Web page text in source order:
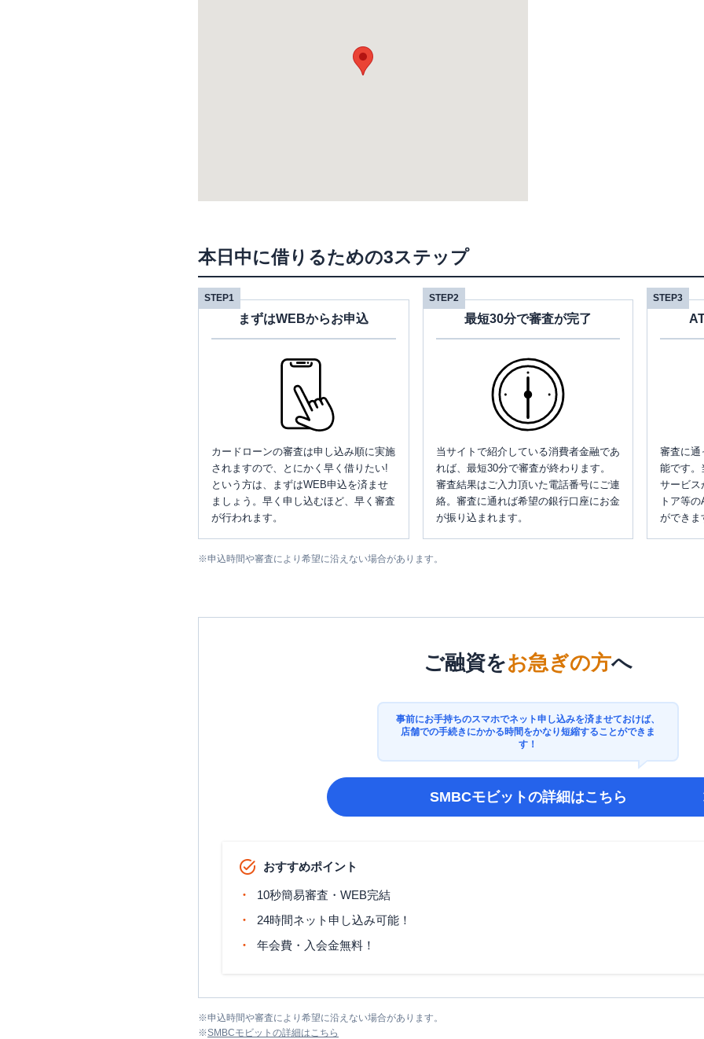
本日中に借りるための3ステップ
STEP1
まずはWEBからお申込
カードローンの審査は申し込み順に実施
されますので、とにかく早く借りたい!
という方は、まずはWEB申込を済ませ
ましょう。早く申し込むほど、早く審査
が行われます。
STEP2
最短30分で審査が完了
当サイトで紹介している消費者金融であ
れば、最短30分で審査が終わります。
審査結果はご入力頂いた電話番号にご連
絡。審査に通れば希望の銀行口座にお金
が振り込まれます。
STEP3
審査に通
能です。
サービス
トア等
ができま
※申込時間や審査により希望に沿えない場合があります。
ご融資をお急ぎの方へ
事前にお手持ちのスマホでネット申し込みを済ませておけば、
店舗での手続きにかかる時間をかなり短縮することができま
す！
SMBCモビットの詳細はこちら
おすすめポイント
10秒簡易審査・WEB完結
24時間ネット申し込み可能！
年会費・入会金無料！
※申込時間や審査により希望に沿えない場合があります。
※SMBCモビット の詳細はこちら